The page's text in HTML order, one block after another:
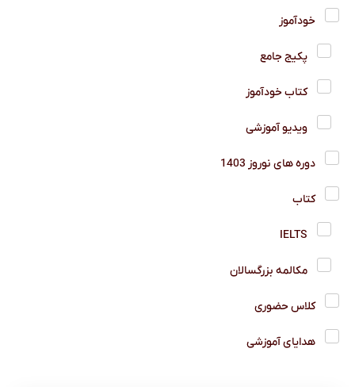
خودآموز
پکیج جامع
کتاب خودآموز
ویدیو آموزشی
دوره های نوروز 1403
کتاب
IELTS
مکالمه بزرگسالان
کلاس حضوری
هدایای آموزشی